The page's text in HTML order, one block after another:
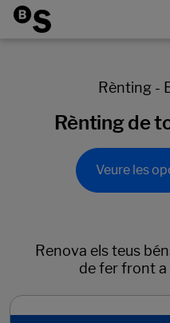
Rènting -
Rènting de
Veure les
Renova els teus
de fer front